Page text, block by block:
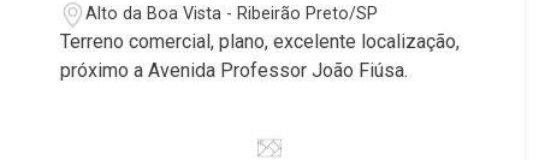
Alto da Boa Vista - Ribeirão Preto/SP
Terreno comercial, plano, excelente localização,
próximo a Avenida Professor João Fiúsa.